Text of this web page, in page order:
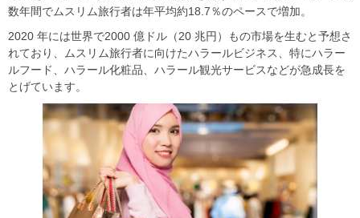
数年間でムスリム旅行者は年平均約18.7％のペースで増加。
2020 年には世界で2000 億ドル（20 兆円）もの市場を生むと予想さ
れており、ムスリム旅行者に向けたハラールビジネス、特にハラー
ルフード、ハラール化粧品、ハラール観光サービスなどが急成長を
とげています。